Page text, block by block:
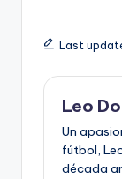
Last
Leo
Un
fútbol,
década